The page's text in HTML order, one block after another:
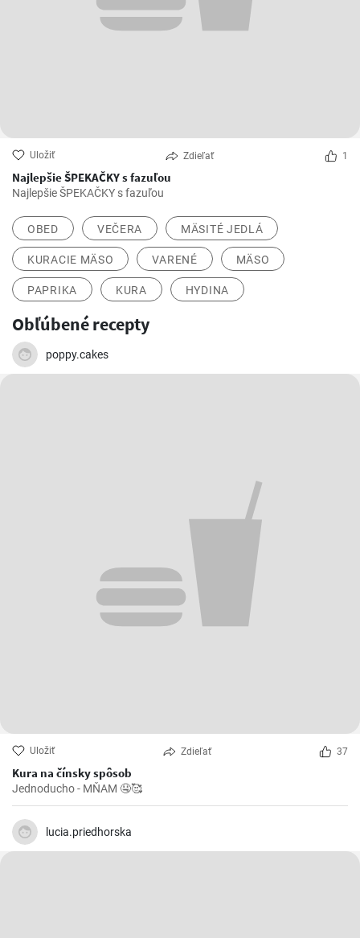
Uložiť Zdieľať 1
Najlepšie ŠPEKAČKY s fazuľou
Najlepšie ŠPEKAČKY s fazuľou
OBED VEČERA MÄSITÉ JEDLÁ
KURACIE MÄSO VARENÉ MÄSO
PAPRIKA KURA HYDINA
Obľúbené recepty
poppy.cakes
Uložiť Zdieľať 37
Kura na čínsky spôsob
Jednoducho - MŇAM 🤤🥰
lucia.priedhorska